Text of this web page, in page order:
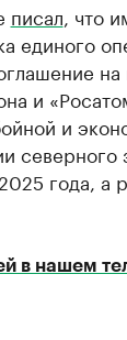
писал , что
единого
и
и
года,
в нашем